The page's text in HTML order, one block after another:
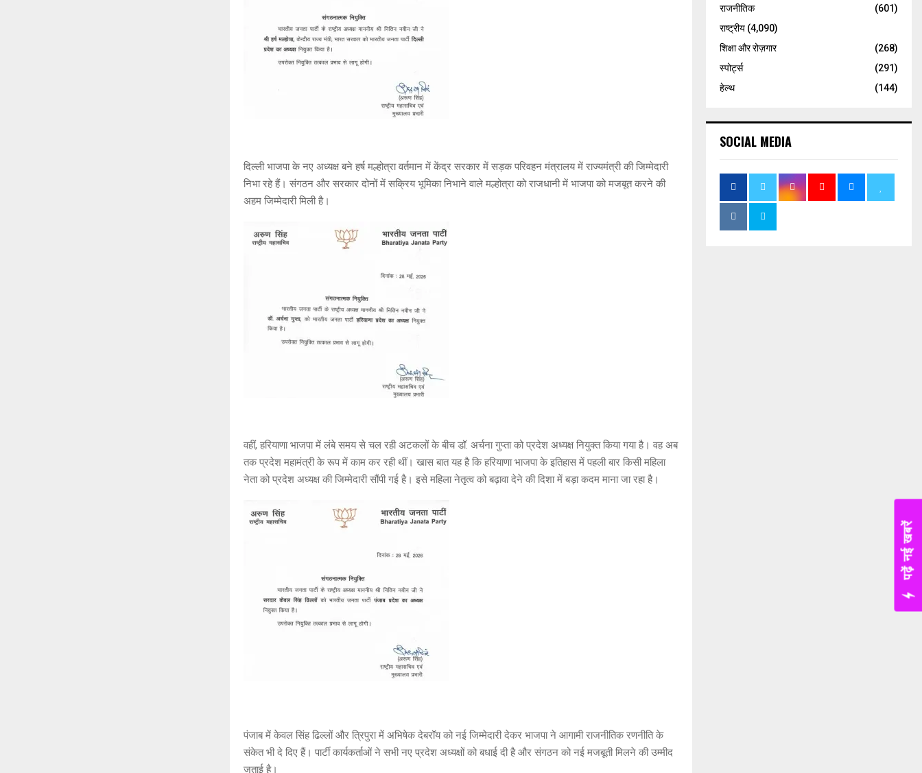
दिल्ली भाजपा के नए अध्यक्ष बने हर्ष मल्होत्रा वर्तमान में केंद्र सरकार में सड़क परिवहन मंत्रालय में राज्यमंत्री की जिम्मेदारी
निभा रहे हैं। संगठन और सरकार दोनों में सक्रिय भूमिका निभाने वाले मल्होत्रा को राजधानी में भाजपा को मजबूत करने की
अहम जिम्मेदारी मिली है।
वहीं, हरियाणा भाजपा में लंबे समय से चल रही अटकलों के बीच डॉ. अर्चना गुप्ता को प्रदेश अध्यक्ष नियुक्त किया गया है। वह अब
तक प्रदेश महामंत्री के रूप में काम कर रही थीं। खास बात यह है कि हरियाणा भाजपा के इतिहास में पहली बार किसी महिला
नेता को प्रदेश अध्यक्ष की जिम्मेदारी सौंपी गई है। इसे महिला नेतृत्व को बढ़ावा देने की दिशा में बड़ा कदम माना जा रहा है।
पंजाब में केवल सिंह ढिल्लों और त्रिपुरा में अभिषेक देबरॉय को नई जिम्मेदारी देकर भाजपा ने आगामी राजनीतिक रणनीति के
संकेत भी दे दिए हैं। पार्टी कार्यकर्ताओं ने सभी नए प्रदेश अध्यक्षों को बधाई दी है और संगठन को नई मजबूती मिलने की उम्मीद
जताई है।
राजनीतिक
(601)
राष्ट्रीय (4,090)
शिक्षा और रोज़गार
(268)
स्पोर्ट्स
(291)
हेल्थ
(144)
SOCIAL MEDIA
पढ़ें नई खबरें